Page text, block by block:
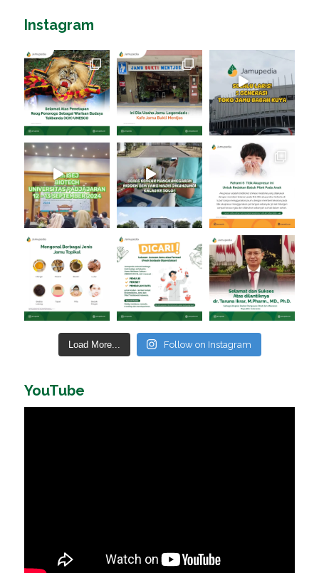
Instagram
Load More... Follow on Instagram
YouTube